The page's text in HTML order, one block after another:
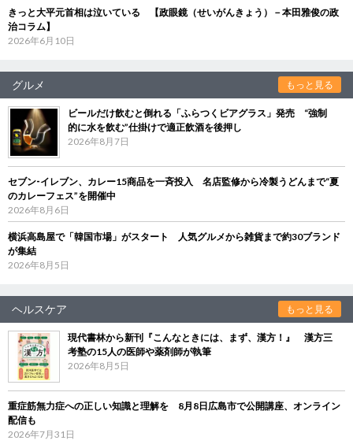
きっと大平元首相は泣いている 【政眼鏡（せいがんきょう）－本田雅俊の政
治コラム】
2026年6月10日
グルメ もっと見る
ビールだけ飲むと倒れる「ふらつくビアグラス」発売 “強制
的に水を飲む”仕掛けで適正飲酒を後押し
2026年8月7日
セブン‐イレブン、カレー15商品を一斉投入 名店監修から冷製うどんまで“夏
のカレーフェス”を開催中
2026年8月6日
横浜高島屋で「韓国市場」がスタート 人気グルメから雑貨まで約30ブランド
が集結
2026年8月5日
ヘルスケア もっと見る
現代書林から新刊『こんなときには、まず、漢方！』 漢方三
考塾の15人の医師や薬剤師が執筆
2026年8月5日
重症筋無力症への正しい知識と理解を 8月8日広島市で公開講座、オンライン
配信も
2026年7月31日